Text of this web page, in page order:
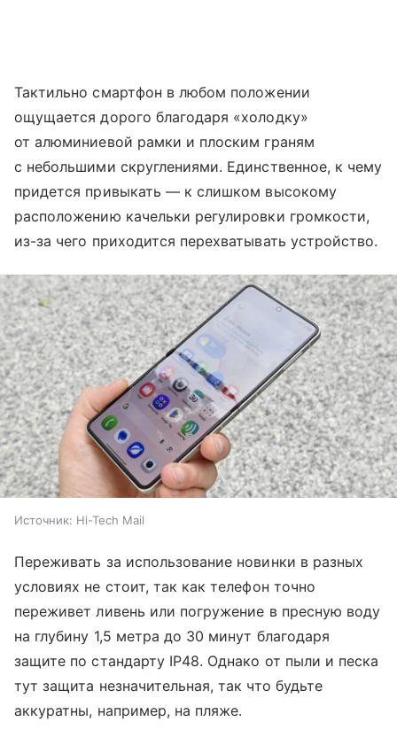
Тактильно смартфон в любом положении
ощущается дорого благодаря «холодку»
от алюминиевой рамки и плоским граням
с небольшими скруглениями. Единственное, к чему
придется привыкать — к слишком высокому
расположению качельки регулировки громкости,
из-за чего приходится перехватывать устройство.
Источник: Hi-Tech Mail
Переживать за использование новинки в разных
условиях не стоит, так как телефон точно
переживет ливень или погружение в пресную воду
на глубину 1,5 метра до 30 минут благодаря
защите по стандарту IP48. Однако от пыли и песка
тут защита незначительная, так что будьте
аккуратны, например, на пляже.